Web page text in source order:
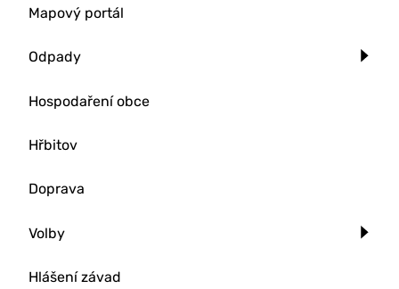
Mapový portál
Odpady
Hospodaření obce
Hřbitov
Doprava
Volby
Hlášení závad